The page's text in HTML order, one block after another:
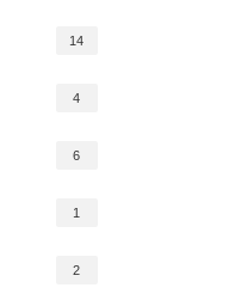
14
4
6
1
2